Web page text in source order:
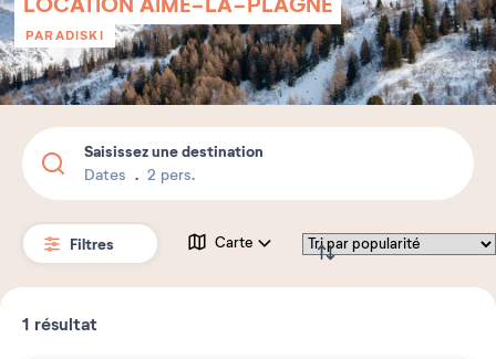
PARADISKI
Saisissez une destination
Dates 2 pers.
Filtres Carte
1 résultat